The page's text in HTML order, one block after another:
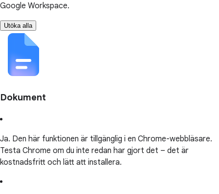
Google Workspace.
Utöka alla
Dokument
Ja. Den här funktionen är tillgänglig i en Chrome-webbläsare.
Testa Chrome om du inte redan har gjort det – det är
kostnadsfritt och lätt att installera.